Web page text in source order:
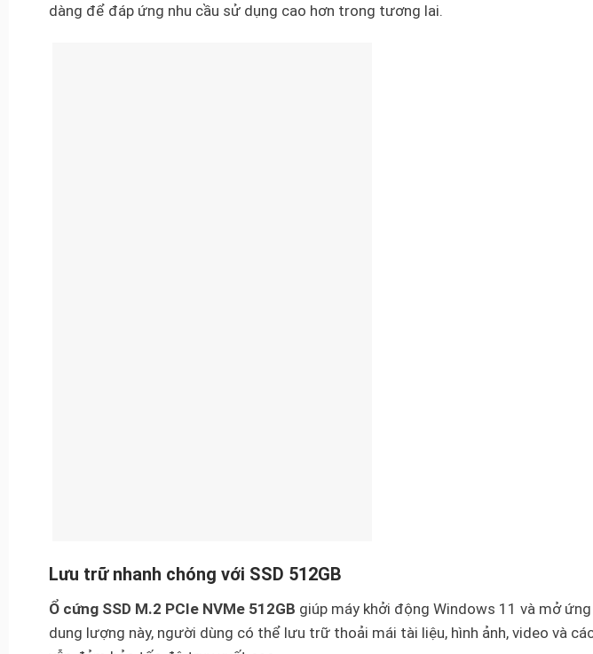
dàng để đáp ứng nhu cầu sử dụng cao hơn trong tương lai.
Lưu trữ nhanh chóng với SSD 512GB
Ổ cứng SSD M.2 PCIe NVMe 512GB giúp máy khởi động Windows 11 và mở
dung lượng này, người dùng có thể lưu trữ thoải mái tài liệu, hình ảnh, video và